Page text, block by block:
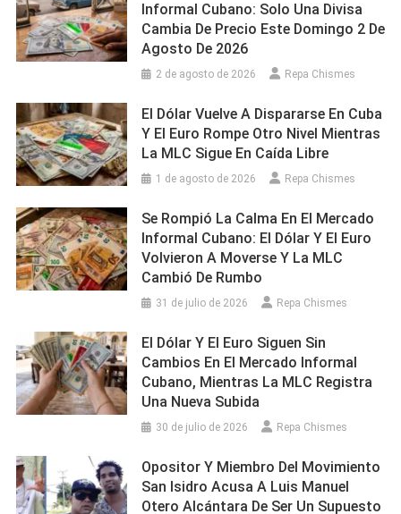
Informal Cubano: Solo Una Divisa
Cambia De Precio Este Domingo 2 De
Agosto De 2026
2 de agosto de 2026 Repa Chismes
El Dólar Vuelve A Dispararse En Cuba
Y El Euro Rompe Otro Nivel Mientras
La MLC Sigue En Caída Libre
1 de agosto de 2026 Repa Chismes
Se Rompió La Calma En El Mercado
Informal Cubano: El Dólar Y El Euro
Volvieron A Moverse Y La MLC
Cambió De Rumbo
31 de julio de 2026 Repa Chismes
El Dólar Y El Euro Siguen Sin
Cambios En El Mercado Informal
Cubano, Mientras La MLC Registra
Una Nueva Subida
30 de julio de 2026 Repa Chismes
Opositor Y Miembro Del Movimiento
San Isidro Acusa A Luis Manuel
Otero Alcántara De Ser Un Supuesto